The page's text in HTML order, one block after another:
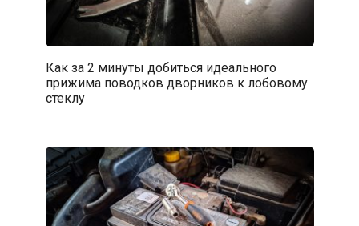
Как за 2 минуты добиться идеального
прижима поводков дворников к лобовому
стеклу